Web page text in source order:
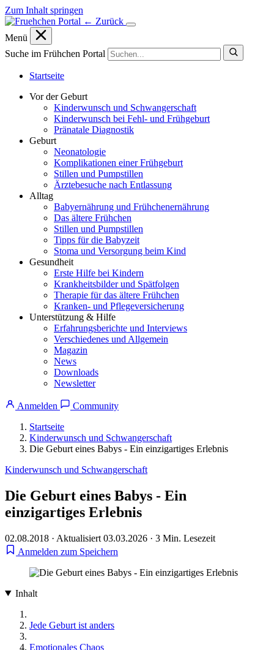
Zum Inhalt springen
← Zurück
Menü
Suche im Frühchen Portal
Startseite
Vor der Geburt
Kinderwunsch und Schwangerschaft
Kinderwunsch bei Fehl- und Frühgeburt
Pränatale Diagnostik
Geburt
Neonatologie
Komplikationen einer Frühgeburt
Stillen und Pumpstillen
Ärztebesuche nach Entlassung
Alltag
Babyernährung und Frühchenernährung
Das ältere Frühchen
Stillen und Pumpstillen
Tipps für die Babyzeit
Stoma und Versorgung beim Kind
Gesundheit
Erste Hilfe bei Kindern
Krankheitsbilder und Spätfolgen
Therapie für das ältere Frühchen
Kranken- und Pflegeversicherung
Unterstützung & Hilfe
Erfahrungsberichte und Interviews
Verschiedenes und Allgemein
Magazin
News
Downloads
Newsletter
Anmelden
Community
Startseite
Kinderwunsch und Schwangerschaft
Die Geburt eines Babys - Ein einzigartiges Erlebnis
Kinderwunsch und Schwangerschaft
Die Geburt eines Babys - Ein
einzigartiges Erlebnis
02.08.2018 · Aktualisiert 03.03.2026 · 3 Min. Lesezeit
Anmelden zum Speichern
Inhalt
Jede Geburt ist anders
Emotionales Chaos